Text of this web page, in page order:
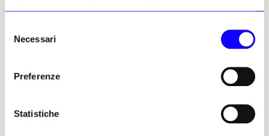
delNecessari
Preferenze
Statistiche
tributo all’epoca d’oro del cinema di Hong
Kong e una camera di simulazione del futuro
dettato da un algoritmo.
programma «Film»
, curato dalla istituzione